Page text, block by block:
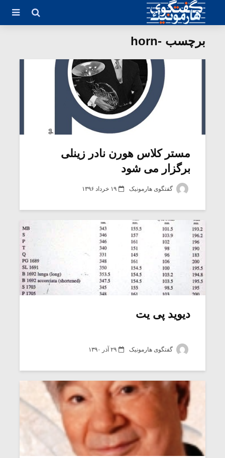
برچسب -horn
مستر کلاس هورن نادر زینلی
برگزار می شود
گفتگوی هارمونیک ۱۹ خرداد ۱۳۹۶
دیوید پی یت
گفتگوی هارمونیک ۲۹ آذر ۱۳۹۰